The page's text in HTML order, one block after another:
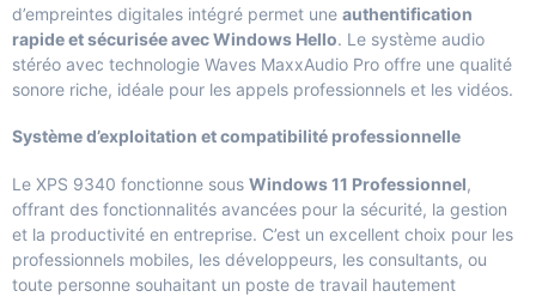
d’empreintes digitales intégré permet une authentification
rapide et sécurisée avec Windows Hello. Le système audio
stéréo avec technologie Waves MaxxAudio Pro offre une qualité
sonore riche, idéale pour les appels professionnels et les vidéos.
Système d’exploitation et compatibilité professionnelle
Le XPS 9340 fonctionne sous Windows 11 Professionnel,
offrant des fonctionnalités avancées pour la sécurité, la gestion
et la productivité en entreprise. C’est un excellent choix pour les
professionnels mobiles, les développeurs, les consultants, ou
toute personne souhaitant un poste de travail hautement